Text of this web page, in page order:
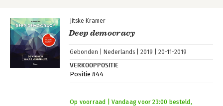
Jitske Kramer
Deep democracy
Gebonden Nederlands 2019 20-11-2019
VERKOOPPOSITIE
Positie #44
Op voorraad | Vandaag voor 23:00 besteld,